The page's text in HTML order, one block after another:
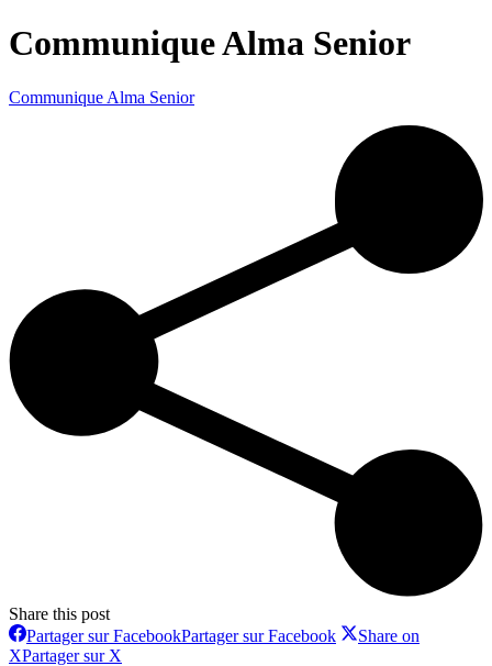
Communique Alma Senior
Communique Alma Senior
Share this post
Partager sur FacebookPartager sur Facebook
Share on
XPartager sur X